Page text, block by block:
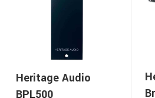
Heritage Audio
BPL500